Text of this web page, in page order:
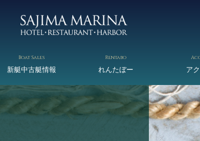
Boat Sales
新艇中古艇情報
Rentabo
れんたぼー ア